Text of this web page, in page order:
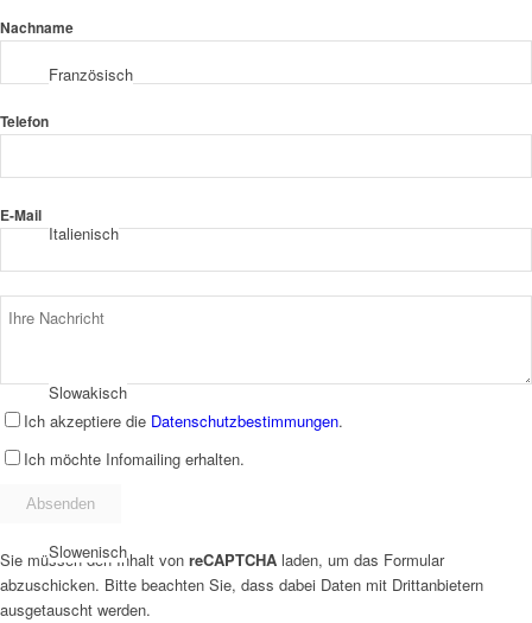
Französisch
Italienisch
Slowakisch
Slowenisch
Nachname
Telefon
E-Mail
Ich akzeptiere die Datenschutzbestimmungen.
Ich möchte Infomailing erhalten.
Sie müssen den Inhalt von reCAPTCHA laden, um das Formular
abzuschicken. Bitte beachten Sie, dass dabei Daten mit Drittanbietern
ausgetauscht werden.